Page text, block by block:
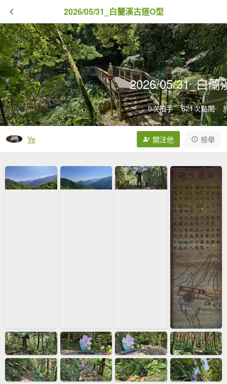
2026/05/31_白蘭溪古道O型
2026/05/31_白蘭
0次拍手 621次點閱
Ye 關注他 檢舉